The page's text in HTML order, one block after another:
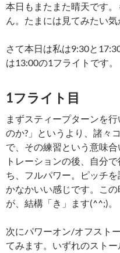
本日もまたまた晴天です
ん。たまには見てみたい気
さて本日は私は9:30と
は13:00の1フライトです。
1フライト目
まずスティープターンを
のか?」というより、諸々
で、その練習という意味
トレーションの後、自分
ち、フルパワー。ピッチ
かなかいい感じです。こ
が、結構「き」ます(^^;)。
次にパワーオン/オフスト
てみます。いずれのスト